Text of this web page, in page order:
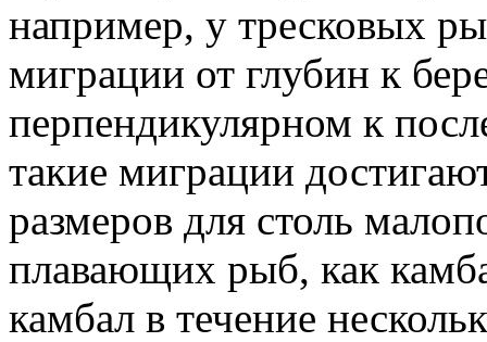
например, у тресковых
миграции от глубин к
перпендикулярном к
такие миграции
размеров для столь
плавающих рыб, как
камбал в течение